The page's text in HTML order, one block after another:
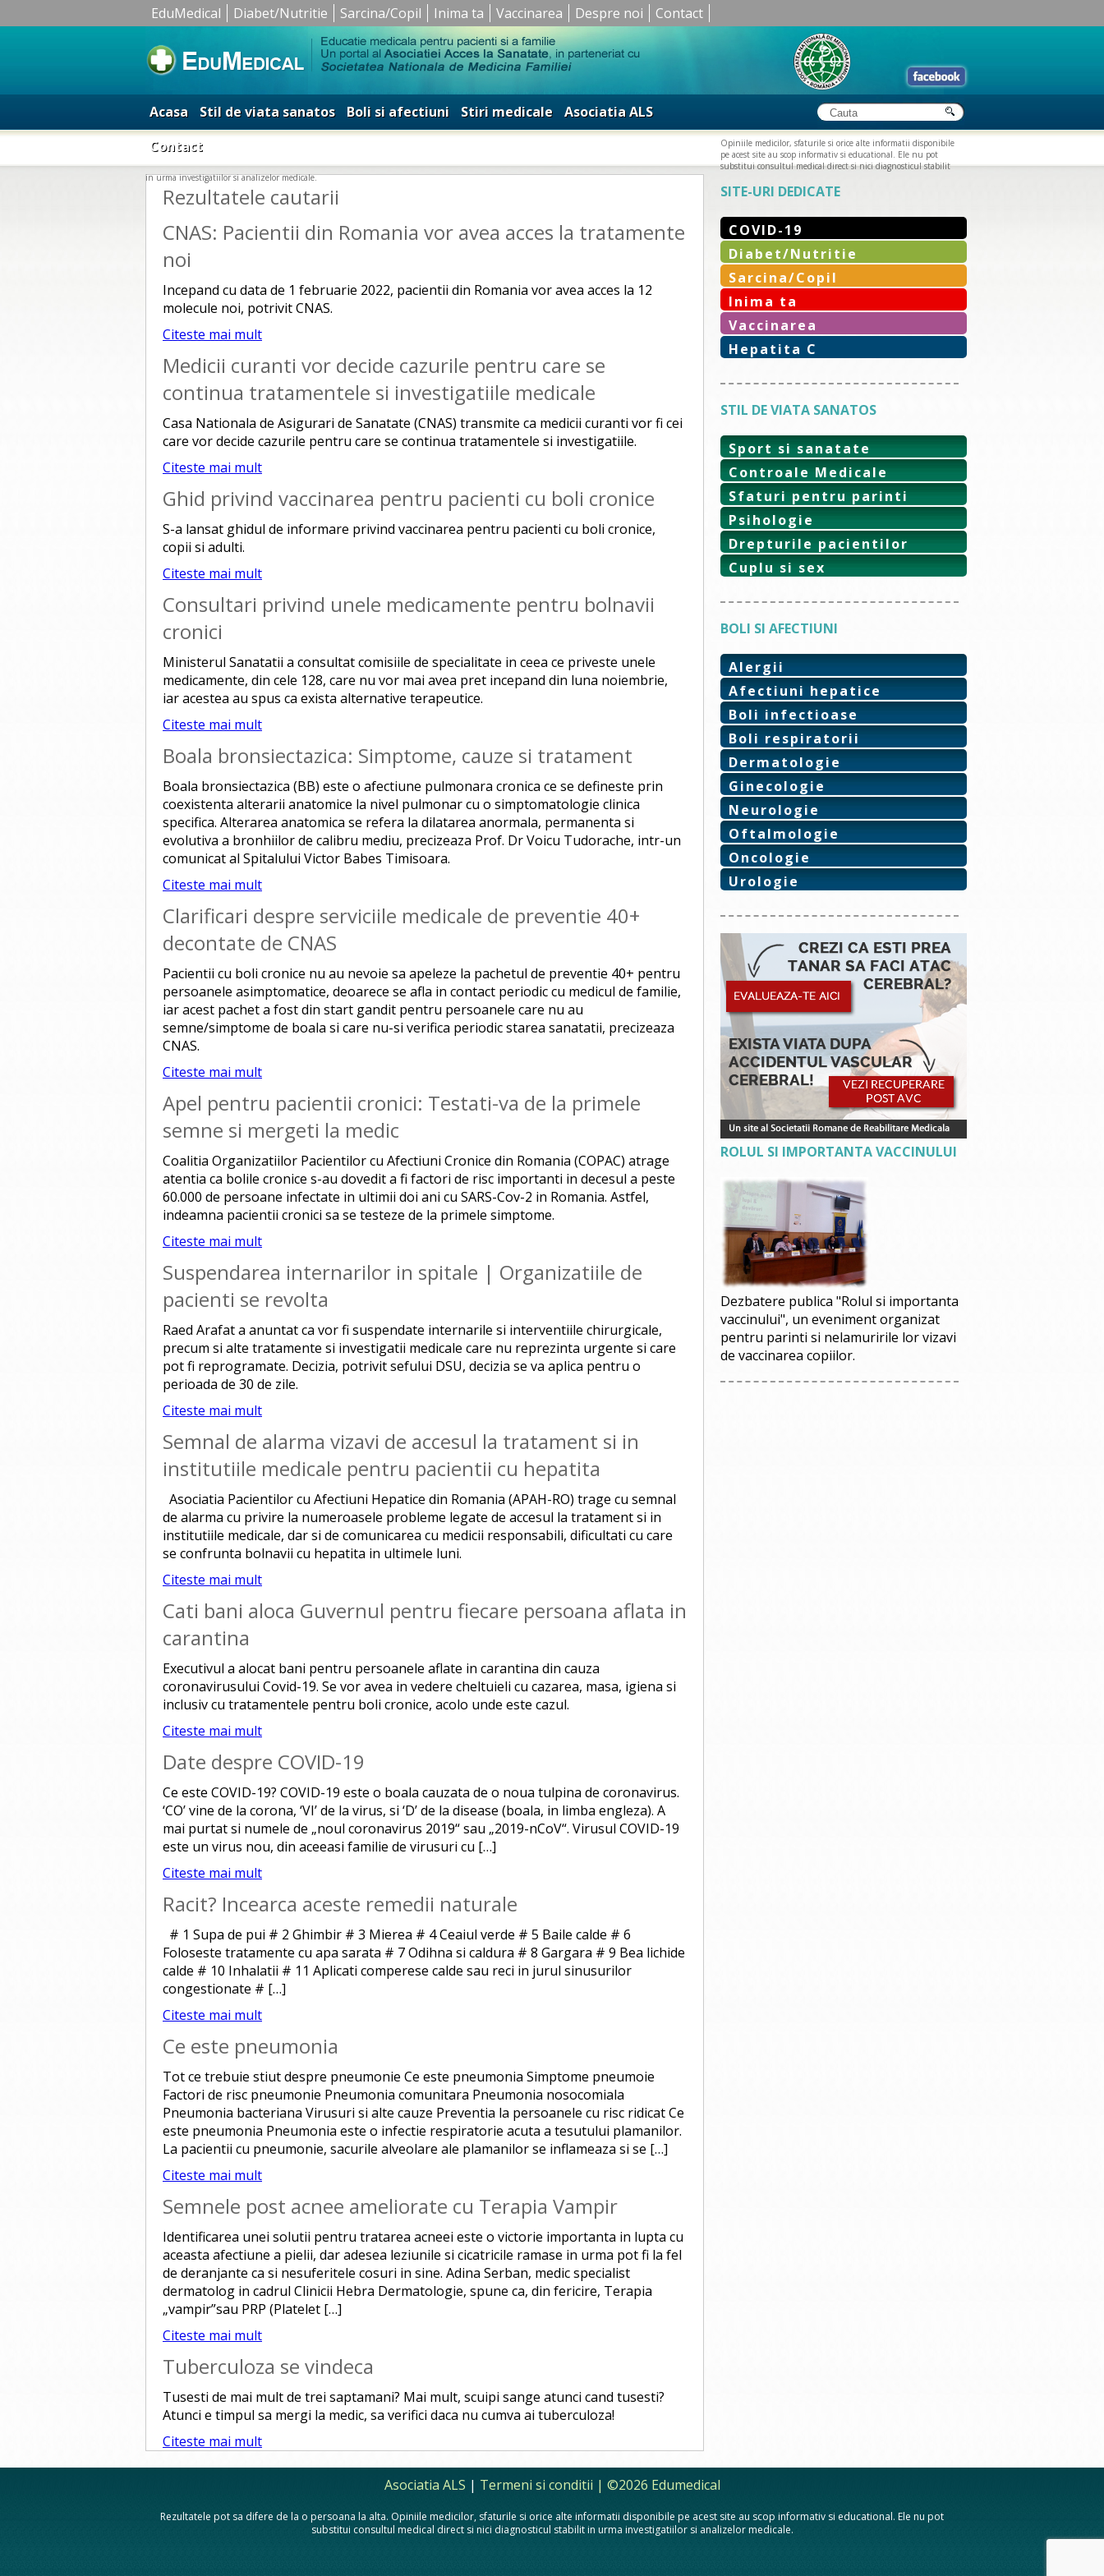
EduMedical Diabet/Nutritie Sarcina/Copil Inima ta Vaccinarea Despre noi Contact
Acasa Stil de viata sanatos Boli si afectiuni Stiri medicale
Asociatia ALS
Contact
Opiniile medicilor, sfaturile si orice alte informatii disponibile
pe acest site au scop informativ si educational. Ele nu pot
substitui consultul medical direct si nici diagnosticul stabilit
in urma investigatiilor si analizelor medicale.
Rezultatele cautarii
CNAS: Pacientii din Romania vor avea acces la tratamente
noi
Incepand cu data de 1 februarie 2022, pacientii din Romania vor avea acces la 12
molecule noi, potrivit CNAS.
Citeste mai mult
Medicii curanti vor decide cazurile pentru care se
continua tratamentele si investigatiile medicale
Casa Nationala de Asigurari de Sanatate (CNAS) transmite ca medicii curanti vor fi cei
care vor decide cazurile pentru care se continua tratamentele si investigatiile.
Citeste mai mult
Ghid privind vaccinarea pentru pacienti cu boli cronice
S-a lansat ghidul de informare privind vaccinarea pentru pacienti cu boli cronice,
copii si adulti.
Citeste mai mult
Consultari privind unele medicamente pentru bolnavii
cronici
Ministerul Sanatatii a consultat comisiile de specialitate in ceea ce priveste unele
medicamente, din cele 128, care nu vor mai avea pret incepand din luna noiembrie,
iar acestea au spus ca exista alternative terapeutice.
Citeste mai mult
Boala bronsiectazica: Simptome, cauze si tratament
Boala bronsiectazica (BB) este o afectiune pulmonara cronica ce se defineste prin
coexistenta alterarii anatomice la nivel pulmonar cu o simptomatologie clinica
specifica. Alterarea anatomica se refera la dilatarea anormala, permanenta si
evolutiva a bronhiilor de calibru mediu, precizeaza Prof. Dr Voicu Tudorache, intr-un
comunicat al Spitalului Victor Babes Timisoara.
Citeste mai mult
Clarificari despre serviciile medicale de preventie 40+
decontate de CNAS
Pacientii cu boli cronice nu au nevoie sa apeleze la pachetul de preventie 40+ pentru
persoanele asimptomatice, deoarece se afla in contact periodic cu medicul de familie,
iar acest pachet a fost din start gandit pentru persoanele care nu au
semne/simptome de boala si care nu-si verifica periodic starea sanatatii, precizeaza
CNAS.
Citeste mai mult
Apel pentru pacientii cronici: Testati-va de la primele
semne si mergeti la medic
Coalitia Organizatiilor Pacientilor cu Afectiuni Cronice din Romania (COPAC) atrage
atentia ca bolile cronice s-au dovedit a fi factori de risc importanti in decesul a peste
60.000 de persoane infectate in ultimii doi ani cu SARS-Cov-2 in Romania. Astfel,
indeamna pacientii cronici sa se testeze de la primele simptome.
Citeste mai mult
Suspendarea internarilor in spitale | Organizatiile de
pacienti se revolta
Raed Arafat a anuntat ca vor fi suspendate internarile si interventiile chirurgicale,
precum si alte tratamente si investigatii medicale care nu reprezinta urgente si care
pot fi reprogramate. Decizia, potrivit sefului DSU, decizia se va aplica pentru o
perioada de 30 de zile.
Citeste mai mult
Semnal de alarma vizavi de accesul la tratament si in
institutiile medicale pentru pacientii cu hepatita
Asociatia Pacientilor cu Afectiuni Hepatice din Romania (APAH-RO) trage cu semnal
de alarma cu privire la numeroasele probleme legate de accesul la tratament si in
institutiile medicale, dar si de comunicarea cu medicii responsabili, dificultati cu care
se confrunta bolnavii cu hepatita in ultimele luni.
Citeste mai mult
Cati bani aloca Guvernul pentru fiecare persoana aflata in
carantina
Executivul a alocat bani pentru persoanele aflate in carantina din cauza
coronavirusului Covid-19. Se vor avea in vedere cheltuieli cu cazarea, masa, igiena si
inclusiv cu tratamentele pentru boli cronice, acolo unde este cazul.
Citeste mai mult
Date despre COVID-19
Ce este COVID-19? COVID-19 este o boala cauzata de o noua tulpina de coronavirus.
‘CO’ vine de la corona, ‘VI’ de la virus, si ‘D’ de la disease (boala, in limba engleza). A
mai purtat si numele de „noul coronavirus 2019“ sau „2019-nCoV“. Virusul COVID-19
este un virus nou, din aceeasi familie de virusuri cu […]
Citeste mai mult
Racit? Incearca aceste remedii naturale
# 1 Supa de pui # 2 Ghimbir # 3 Mierea # 4 Ceaiul verde # 5 Baile calde # 6
Foloseste tratamente cu apa sarata # 7 Odihna si caldura # 8 Gargara # 9 Bea lichide
calde # 10 Inhalatii # 11 Aplicati comperese calde sau reci in jurul sinusurilor
congestionate # […]
Citeste mai mult
Ce este pneumonia
Tot ce trebuie stiut despre pneumonie Ce este pneumonia Simptome pneumoie
Factori de risc pneumonie Pneumonia comunitara Pneumonia nosocomiala
Pneumonia bacteriana Virusuri si alte cauze Preventia la persoanele cu risc ridicat Ce
este pneumonia Pneumonia este o infectie respiratorie acuta a tesutului plamanilor.
La pacientii cu pneumonie, sacurile alveolare ale plamanilor se inflameaza si se […]
Citeste mai mult
Semnele post acnee ameliorate cu Terapia Vampir
Identificarea unei solutii pentru tratarea acneei este o victorie importanta in lupta cu
aceasta afectiune a pielii, dar adesea leziunile si cicatricile ramase in urma pot fi la fel
de deranjante ca si nesuferitele cosuri in sine. Adina Serban, medic specialist
dermatolog in cadrul Clinicii Hebra Dermatologie, spune ca, din fericire, Terapia
„vampir”sau PRP (Platelet […]
Citeste mai mult
Tuberculoza se vindeca
Tusesti de mai mult de trei saptamani? Mai mult, scuipi sange atunci cand tusesti?
Atunci e timpul sa mergi la medic, sa verifici daca nu cumva ai tuberculoza!
Citeste mai mult
SITE-URI DEDICATE
COVID-19
Diabet/Nutritie
Sarcina/Copil
Inima ta
Vaccinarea
Hepatita C
STIL DE VIATA SANATOS
Sport si sanatate
Controale Medicale
Sfaturi pentru parinti
Psihologie
Drepturile pacientilor
Cuplu si sex
BOLI SI AFECTIUNI
Alergii
Afectiuni hepatice
Boli infectioase
Boli respiratorii
Dermatologie
Ginecologie
Neurologie
Oftalmologie
Oncologie
Urologie
ROLUL SI IMPORTANTA VACCINULUI
Dezbatere publica "Rolul si importanta
vaccinului", un eveniment organizat
pentru parinti si nelamuririle lor vizavi
de vaccinarea copiilor.
Asociatia ALS | Termeni si conditii | ©2026 Edumedical
Rezultatele pot sa difere de la o persoana la alta. Opiniile medicilor, sfaturile si orice alte informatii disponibile pe acest site au scop informativ si educational. Ele nu pot
substitui consultul medical direct si nici diagnosticul stabilit in urma investigatiilor si analizelor medicale.